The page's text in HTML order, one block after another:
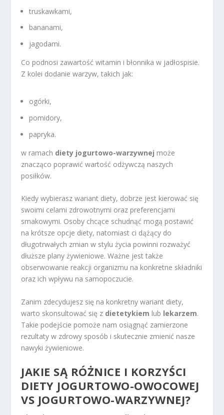
truskawkami,
bananami,
jagodami.
Co podnosi zawartość witamin i błonnika w jadłospisie.
Z kolei dodanie warzyw, takich jak:
ogórki,
pomidory,
papryka.
w ramach diety jogurtowo-warzywnej może
znacząco poprawić wartość odżywczą naszych
posiłków.
Kiedy wybierasz wariant diety, dobrze jest kierować się
swoimi celami zdrowotnymi oraz preferencjami
smakowymi. Osoby chcące schudnąć mogą postawić
na krótsze opcje diety, natomiast ci dążący do
długotrwałych zmian w stylu życia powinni rozważyć
dłuższe plany żywieniowe. Ważne jest także
obserwowanie reakcji organizmu na konkretne składniki
oraz ich wpływu na samopoczucie.
Zanim zdecydujesz się na konkretny wariant diety,
warto skonsultować się z dietetykiem lub lekarzem.
Takie podejście pomoże nam osiągnąć zamierzone
rezultaty w zdrowy sposób i skutecznie zmienić nasze
nawyki żywieniowe.
JAKIE SĄ RÓŻNICE I KORZYŚCI
DIETY JOGURTOWO-OWOCOWEJ
VS JOGURTOWO-WARZYWNEJ?